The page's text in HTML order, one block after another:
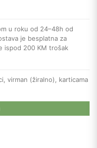
u roku od 24–48h od
je besplatna za
ispod 200 KM trošak
virman (žiralno), karticama